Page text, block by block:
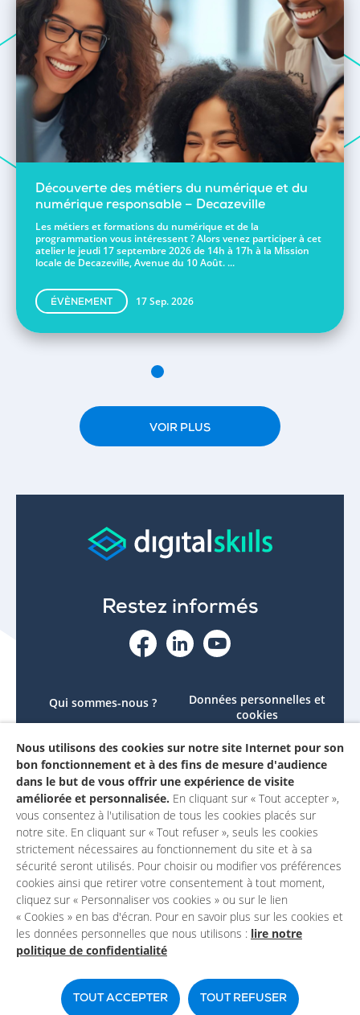
Découverte des métiers du numérique et du
numérique responsable – Decazeville
Les métiers et formations du numérique et de la
programmation vous intéressent ? Alors venez participer à cet
atelier le jeudi 17 septembre 2026 de 14h à 17h à la Mission
locale de Decazeville, Avenue du 10 Août. ...
ÉVÈNEMENT 17 Sep. 2026
VOIR PLUS
Restez informés
Qui sommes-nous ?
Le projet
Contactez-nous
Mon compte
Données personnelles et
cookies
Accessibilité : non
conforme
Mentions légales
Un site du
Nous utilisons des cookies sur notre site Internet pour son
bon fonctionnement et à des fins de mesure d'audience
dans le but de vous offrir une expérience de visite
améliorée et personnalisée. En cliquant sur « Tout accepter »,
vous consentez à l'utilisation de tous les cookies placés sur
notre site. En cliquant sur « Tout refuser », seuls les cookies
strictement nécessaires au fonctionnement du site et à sa
sécurité seront utilisés. Pour choisir ou modifier vos préférences
cookies ainsi que retirer votre consentement à tout moment,
cliquez sur « Personnaliser vos cookies » ou sur le lien
« Cookies » en bas d'écran. Pour en savoir plus sur les cookies et
les données personnelles que nous utilisons : lire notre
politique de confidentialité
TOUT ACCEPTER TOUT REFUSER